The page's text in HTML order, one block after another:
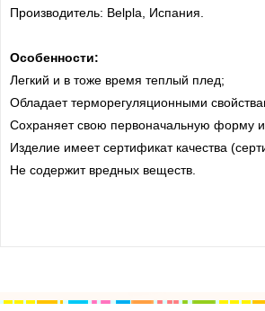
Производитель: Belpla, Испания.
Особенности:
Легкий и в тоже время теплый плед;
Обладает терморегуляционными
Сохраняет свою первоначальную форму
Изделие имеет сертификат качества
Не содержит вредных веществ.